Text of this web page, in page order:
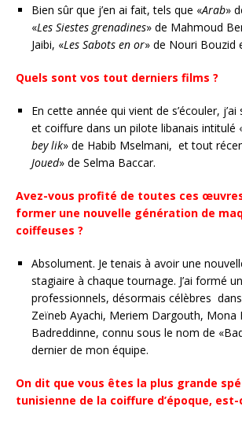
Bien sûr que j’en ai fait, tels que «Arab»
«Les Siestes grenadines» de Mahmoud
Jaibi, «Les Sabots en or» de Nouri Bouzid
Quels sont vos tout derniers films ?
En cette année qui vient de s’écouler,
et coiffure dans un pilote libanais intitulé
bey lik» de Habib Mselmani, et tout
Joued» de Selma Baccar.
Avez-vous profité de toutes ces
former une nouvelle génération de
coiffeuses ?
Absolument. Je tenais à avoir une
stagiaire à chaque tournage. J’ai formé
professionnels, désormais célèbres
Zeïneb Ayachi, Meriem Dargouth, Mona
Badreddinne, connu sous le nom de
dernier de mon équipe.
On dit que vous êtes la plus grande
tunisienne de la coiffure d’époque, est-